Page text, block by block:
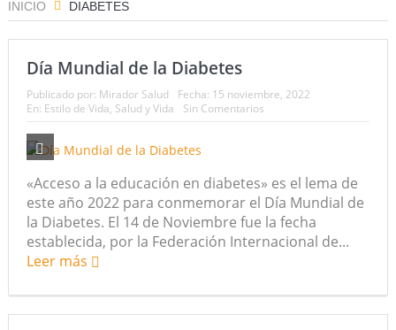
INICIO DIABETES
Día Mundial de la Diabetes
Publicado por: Mirador Salud Fecha: 15 noviembre, 2022
En: Estilo de Vida, Salud y Vida Sin Comentarios
«Acceso a la educación en diabetes» es el lema de
este año 2022 para conmemorar el Día Mundial de
la Diabetes. El 14 de Noviembre fue la fecha
establecida, por la Federación Internacional de...
Leer más